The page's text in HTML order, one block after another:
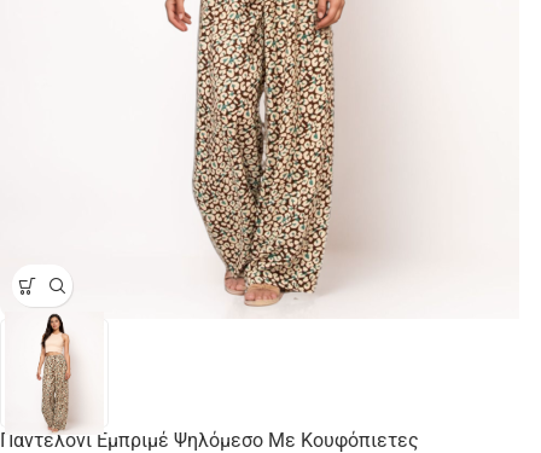
Παντελόνι Εμπριμέ Ψηλόμεσο Με Κουφόπιετες